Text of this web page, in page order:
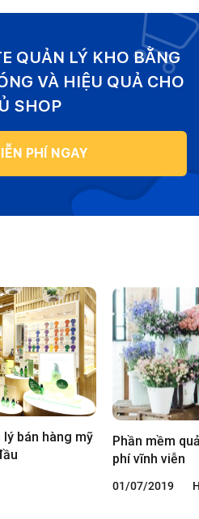
QUẢN LÝ KHO BẰNG
VÀ HIỆU QUẢ CHO
SHOP
PHÍ NGAY
bán hàng mỹ
Phần mềm
phí vĩnh viễn
01/07/2019